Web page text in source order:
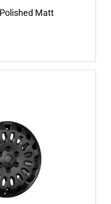
Matt
Matt
18″
ab BJ 2006
ab BJ 2006